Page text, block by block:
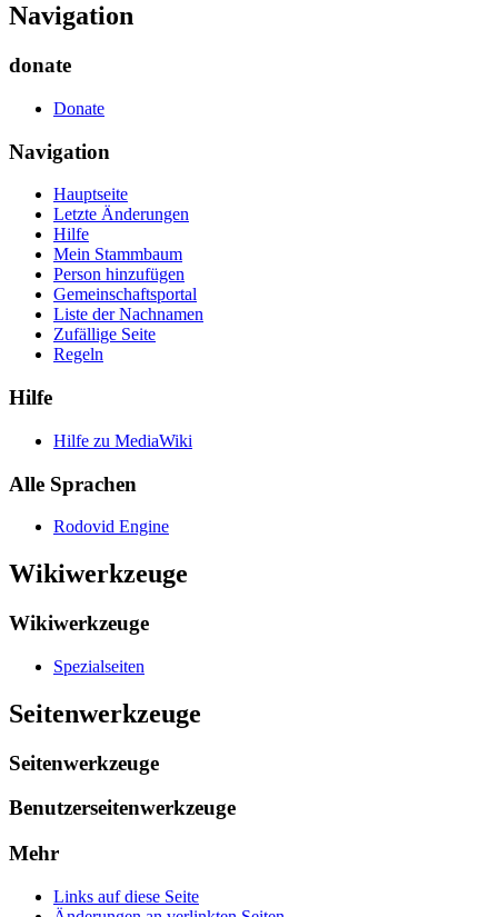
Navigation
donate
Donate
Navigation
Hauptseite
Letzte Änderungen
Hilfe
Mein Stammbaum
Person hinzufügen
Gemeinschafts­portal
Liste der Nachnamen
Zufällige Seite
Regeln
Hilfe
Hilfe zu MediaWiki
Alle Sprachen
Rodovid Engine
Wikiwerkzeuge
Wikiwerkzeuge
Spezialseiten
Seitenwerkzeuge
Seitenwerkzeuge
Benutzerseitenwerkzeuge
Mehr
Links auf diese Seite